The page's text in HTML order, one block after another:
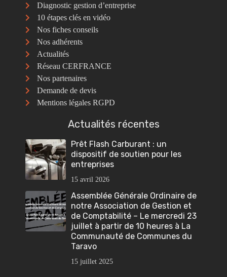
Diagnostic gestion d’entreprise
10 étapes clés en vidéo
Nos fiches conseils
Nos adhérents
Actualités
Réseau CERFRANCE
Nos partenaires
Demande de devis
Mentions légales RGPD
Actualités récentes
Prêt Flash Carburant : un
dispositif de soutien pour les
entreprises
15 avril 2026
Assemblée Générale Ordinaire de
notre Association de Gestion et
de Comptabilité – Le mercredi 23
juillet à partir de 10 heures à La
Communauté de Communes du
Taravo
15 juillet 2025